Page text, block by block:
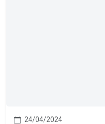
24/04/2024